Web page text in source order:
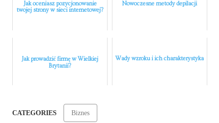
Jak oceniasz pozycjonowanie
twojej strony w sieci internetowej?
Nowoczesne metody depilacji
Jak prowadzić firmę w Wielkiej
Brytanii?
Wady wzroku i ich charakterystyka
CATEGORIES Biznes